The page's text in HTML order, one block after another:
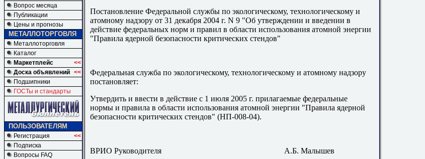
Вопрос месяца
Публикации
Цены и прогнозы
МЕТАЛЛОТОРГОВЛЯ
Металлоторговля
Каталог
Маркетплейс
<<
Доска объявлений <<
Подшипники
ГОСТы и стандарты
ПОЛЬЗОВАТЕЛЯМ
Регистрация
<<
Подписка
Вопросы FAQ
Постановление Федеральной службы по экологическому, технологическому и
атомному надзору от 31 декабря 2004 г. N 9 "Об утверждении и введении в
действие федеральных норм и правил в области использования атомной энергии
"Правила ядерной безопасности критических стендов"
Федеральная служба по экологическому, технологическому и атомному надзору
постановляет:
Утвердить и ввести в действие с 1 июля 2005 г. прилагаемые федеральные
нормы и правила в области использования атомной энергии "Правила ядерной
безопасности критических стендов" (НП-008-04).
ВРИО Руководителя А.Б. Малышев